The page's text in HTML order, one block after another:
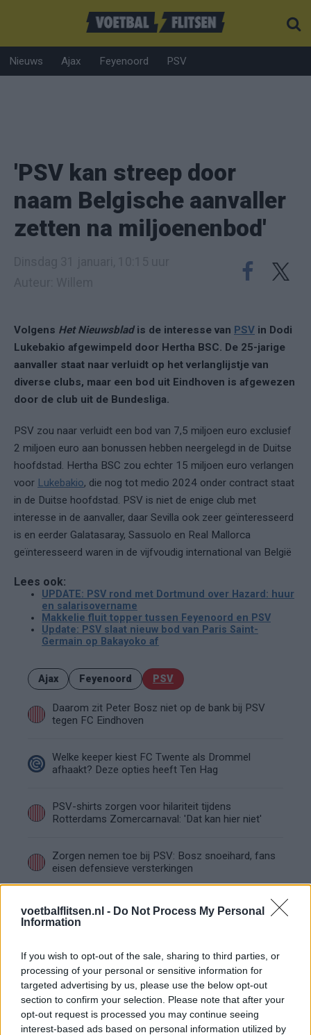
voetbalflitsen.nl - Do Not Process My Personal
Information
If you wish to opt-out of the sale, sharing to third parties, or
processing of your personal or sensitive information for
targeted advertising by us, please use the below opt-out
section to confirm your selection. Please note that after your
opt-out request is processed you may continue seeing
interest-based ads based on personal information utilized by
Nieuws Ajax Feyenoord PSV
'PSV kan streep door
naam Belgische aanvaller
zetten na miljoenenbod'
Volgens Het Nieuwsbladis de interesse van PSV in Dodi
Lukebakio afgewimpeld door Hertha BSC. De 25-jarige
aanvaller staat naar verluidt op het verlanglijstje van
diverse clubs, maar een bod uit Eindhoven is afgewezen
door de club uit de Bundesliga.
PSV zou naar verluidt een bod van 7,5 miljoen euro exclusief
2 miljoen euro aan bonussen hebben neergelegd in de Duitse
hoofdstad. Hertha BSC zou echter 15 miljoen euro verlangen
voor Lukebakio, die nog tot medio 2024 onder contract staat
in de Duitse hoofdstad. PSV is niet de enige club met
interesse in de aanvaller, daar Sevilla ook zeer geïnteresseerd
is en eerder Galatasaray, Sassuolo en Real Mallorca
geïnteresseerd waren in de vijfvoudig international van België
Lees ook:
UPDATE: PSV rond met Dortmund over Hazard: huur
en salarisovername
Makkelie fluit topper tussen Feyenoord en PSV
Update: PSV slaat nieuw bod van Paris Saint-
Germain op Bakayoko af
Ajax Feyenoord PSV
Daarom zit Peter Bosz niet op de bank bij PSV
tegen FC Eindhoven
Welke keeper kiest FC Twente als Drommel
afhaakt? Deze opties heeft Ten Hag
PSV-shirts zorgen voor hilariteit tijdens
Rotterdams Zomercarnaval: 'Dat kan hier niet'
Zorgen nemen toe bij PSV: Bosz snoeihard, fans
eisen defensieve versterkingen
Ooit de toekomst van PSV, nu op weg naar de
uitgang: het verhaal van Babadi
Van Bommel begint bij België met achterstand:
niet tactisch, maar taalkundig
Transferclausule Joey Veerman uitgelegd: voor
dit bedrag kan PSV'er vertrekken